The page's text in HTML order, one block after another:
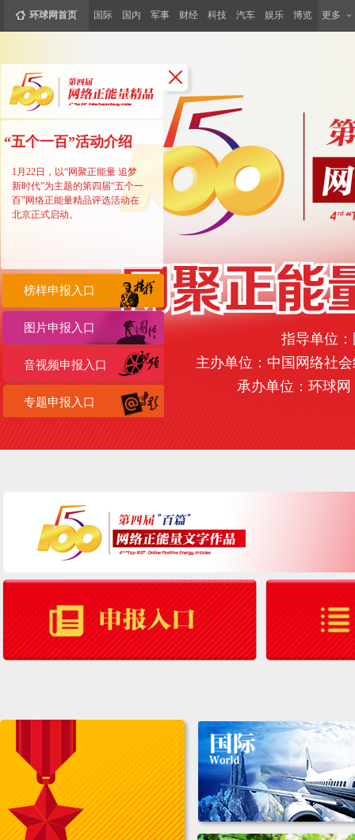
环球网首页 国际 国内 军事 财经 科技 汽车 娱乐 博览 更多
“五个一百”活动介绍
1月22日，以“网聚正能量 追梦
新时代”为主题的第四届“五个一
百”网络正能量精品评选活动在
北京正式启动。
榜样申报入口
图片申报入口
音视频申报入口
专题申报入口
指导单位
主办单位：中国网络社
承办单位：环球网